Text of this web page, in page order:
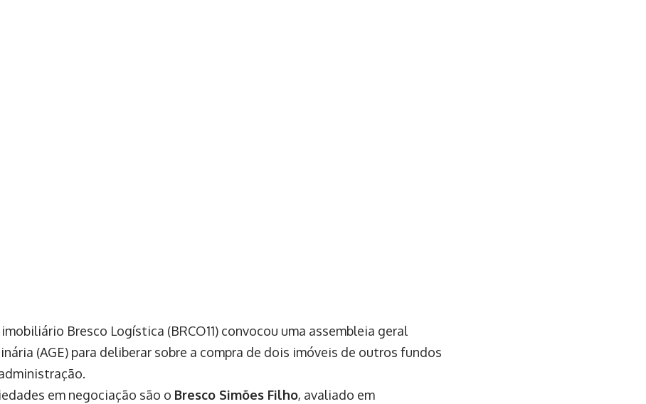
Bresco Logística (BRCO11) convocou uma assembleia geral
(AGE) para deliberar sobre a compra de dois imóveis de outros fundos
em negociação são o Bresco Simões Filho, avaliado em